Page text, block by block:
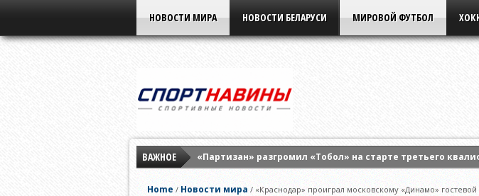
НОВОСТИ МИРА НОВОСТИ БЕЛАРУСИ МИРОВОЙ ФУТБОЛ
ВАЖНОЕ
«Партизан» разгромил «Тобол» на старте третьего
Home / Новости мира / «Краснодар» проиграл московскому «Динамо»